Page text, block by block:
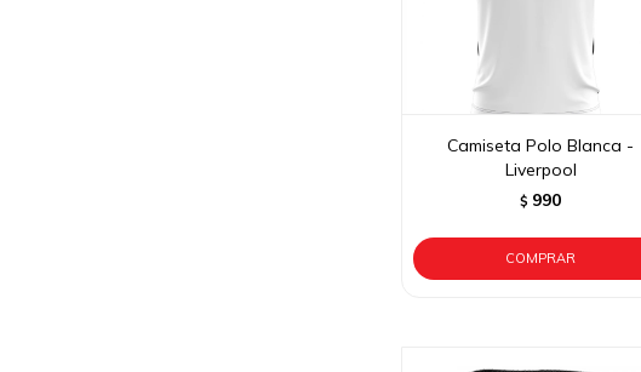
Camiseta Polo Blanca -
Liverpool
$ 990